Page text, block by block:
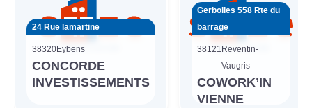
24 Rue lamartine
38320Eybens
CONCORDE
INVESTISSEMENTS
Gerbolles 558 Rte du
barrage
38121 Reventin-
Vaugris
COWORK’IN
VIENNE